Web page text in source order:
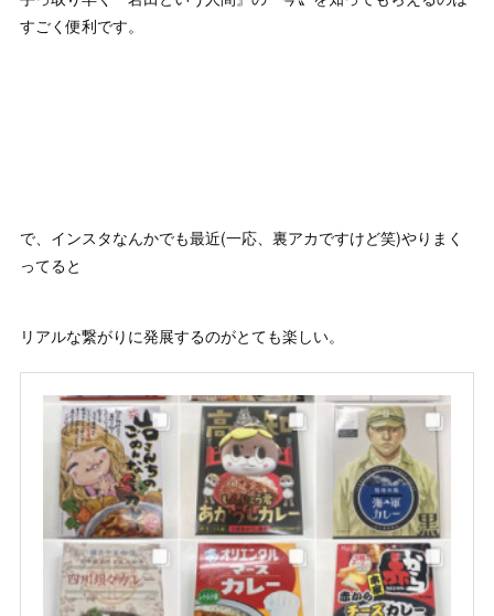
すごく便利です。
で、インスタなんかでも最近(一応、裏アカですけど笑)やりまく
ってると
リアルな繋がりに発展するのがとても楽しい。